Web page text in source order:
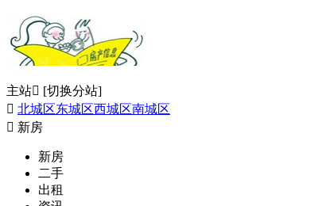
主站 [切换分站]
 北城区东城区西城区南城区
 新房
新房
二手
出租